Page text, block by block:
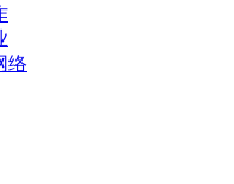
络